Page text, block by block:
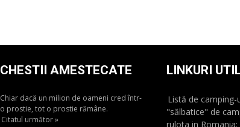
CHESTII AMESTECATE
Chiar dacă un milion de oameni cred într-
o prostie, tot o prostie rămâne.
Citatul următor »
LINKURI
Listă de camping-
"sălbatice" de
rulota in Romania: